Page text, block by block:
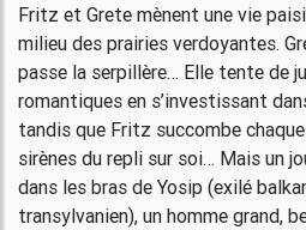
Fritz et Grete mènent une vie
milieu des prairies verdoyantes.
passe la serpillère… Elle tente de
romantiques en s’investissant
tandis que Fritz succombe
sirènes du repli sur soi… Mais un
dans les bras de Yosip (exilé
transylvanien), un homme grand,